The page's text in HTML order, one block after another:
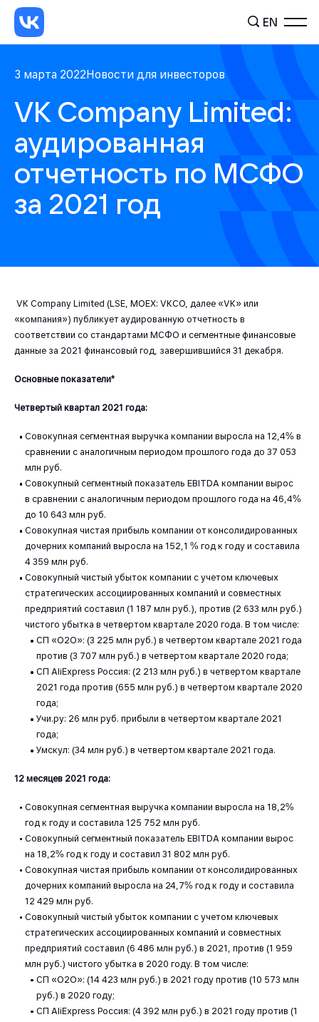
EN
3 марта 2022Новости для инвесторов
VK Company Limited:
аудированная
отчетность по МСФО
за 2021 год
VK Company Limited (LSE, MOEX: VKCO, далее «VK» или
«компания») публикует аудированную отчетность в
соответствии со стандартами МСФО и сегментные финансовые
данные за 2021 финансовый год, завершившийся 31 декабря.
Основные показатели*
Четвертый квартал 2021 года:
Совокупная сегментная выручка компании выросла на 12,4% в
сравнении с аналогичным периодом прошлого года до 37 053
млн руб.
Совокупный сегментный показатель EBITDA компании вырос
в сравнении с аналогичным периодом прошлого года на 46,4%
до 10 643 млн руб.
Совокупная чистая прибыль компании от консолидированных
дочерних компаний выросла на 152,1 % год к году и составила
4 359 млн руб.
Совокупный чистый убыток компании с учетом ключевых
стратегических ассоциированных компаний и совместных
предприятий составил (1 187 млн руб.), против (2 633 млн руб.)
чистого убытка в четвертом квартале 2020 года. В том числе:
СП «O2O»: (3 225 млн руб.) в четвертом квартале 2021 года
против (3 707 млн руб.) в четвертом квартале 2020 года;
СП AliExpress Россия: (2 213 млн руб.) в четвертом квартале
2021 года против (655 млн руб.) в четвертом квартале 2020
года;
Учи.ру: 26 млн руб. прибыли в четвертом квартале 2021
года;
Умскул: (34 млн руб.) в четвертом квартале 2021 года.
12 месяцев 2021 года:
Совокупная сегментная выручка компании выросла на 18,2%
год к году и составила 125 752 млн руб.
Совокупный сегментный показатель EBITDA компании вырос
на 18,2% год к году и составил 31 802 млн руб.
Совокупная чистая прибыль компании от консолидированных
дочерних компаний выросла на 24,7% год к году и составила
12 429 млн руб.
Совокупный чистый убыток компании с учетом ключевых
стратегических ассоциированных компаний и совместных
предприятий составил (6 486 млн руб.) в 2021, против (1 959
млн руб.) чистого убытка в 2020 году. В том числе:
СП «O2O»: (14 423 млн руб.) в 2021 году против (10 573 млн
руб.) в 2020 году;
СП AliExpress Россия: (4 392 млн руб.) в 2021 году против (1